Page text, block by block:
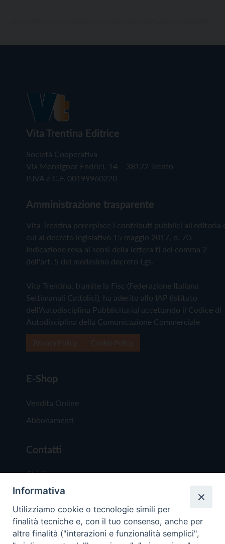
Vita Trentina Editrice
Società Cooperativa
Via Monsignor Endrici, 14 – 38122 Trento
P.IVA e C.F. 00199960220
Amministrazione trasparente
Vita Trentina percepisce i contributi pubblici all'editoria
cui al decreto legislativo 15 maggio 2017, n. 70.
Indicazione resa ai sensi della lettera f) del comma 2
dell'art. 5 del medesimo decreto Lgs.
Vita Trentina, tramite la Fisc (Federazione Italiana
Settimanali Cattolici), ha aderito allo IAP (Istituto
dell'Autodisciplina Pubblicitaria) accettando il Codice di
Autodisciplina della Comunicazione Commerciale
E-Shop
Vendita Online
Abbonamenti
Contatti
Chi Siamo
Redazione
Scrivici
Informativa
Utilizziamo cookie o tecnologie simili per
finalità tecniche e, con il tuo consenso, anche per
altre finalità ("interazioni e funzionalità semplici",